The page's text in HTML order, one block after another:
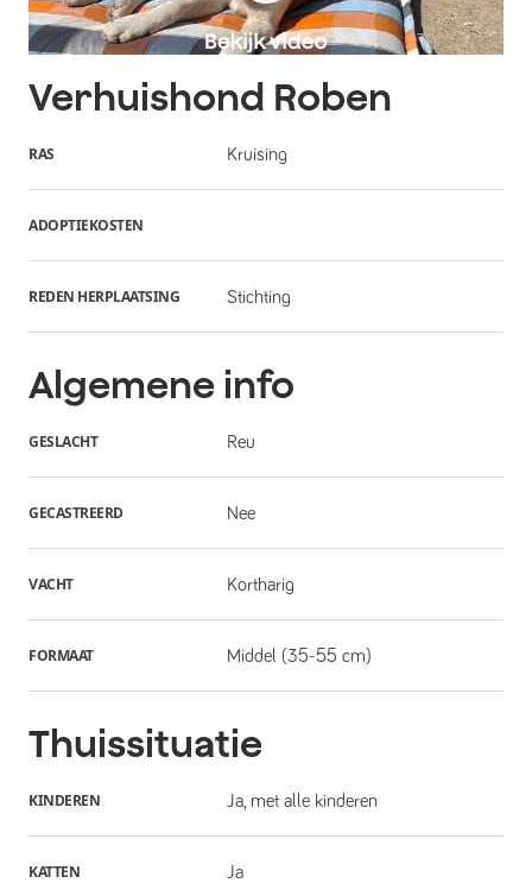
Verhuishond Roben
RAS Kruising
ADOPTIEKOSTEN
REDEN HERPLAATSING Stichting
Algemene info
GESLACHT Reu
GECASTREERD Nee
VACHT Kortharig
FORMAAT Middel (35-55 cm)
Thuissituatie
KINDEREN Ja, met alle kinderen
KATTEN Ja